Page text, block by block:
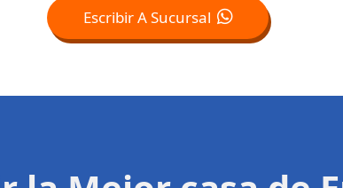
Escribir A Sucursal